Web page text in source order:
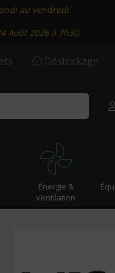
au vendredi.
Août 2026 à 7h30.
Déstockage
Énergie &
Ventilation